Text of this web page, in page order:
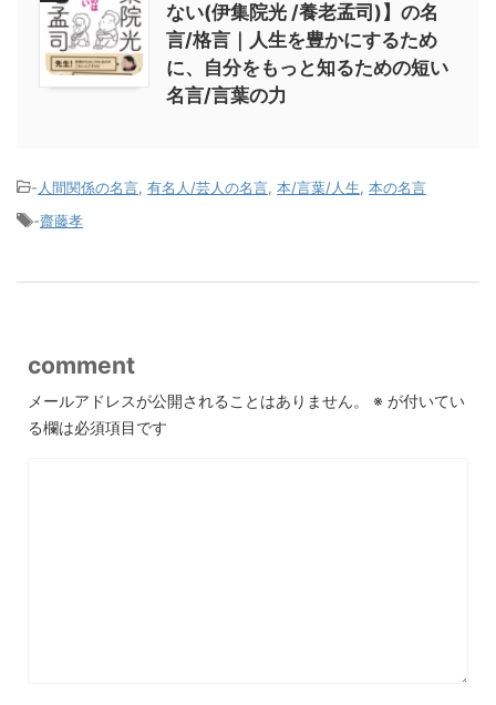
ない(伊集院光 /養老孟司)】の名
言/格言｜人生を豊かにするため
に、自分をもっと知るための短い
名言/言葉の力
- 人間関係の名言 有名人/芸人の名言 本/言葉/人生 本の名言
-齋藤孝
comment
メールアドレスが公開されることはありません。 ※ が付いてい
る欄は必須項目です